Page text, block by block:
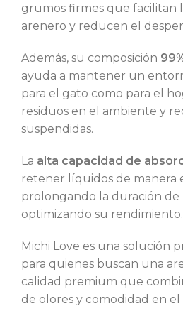
grumos firmes que facilitan
arenero y reducen el
Además, su composición
ayuda a mantener un
para el gato como para el
residuos en el ambiente y
suspendidas.
La alta capacidad de
retener líquidos de manera
prolongando la duración de
optimizando su rendimiento.
Michi Love es una solución
para quienes buscan una
calidad premium que
de olores y comodidad en